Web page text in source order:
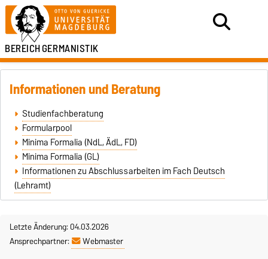
BEREICHGERMANISTIK
Informationen und Beratung
Studienfachberatung
Formularpool
Minima Formalia (NdL, ÄdL, FD)
Minima Formalia (GL)
Informationen zu Abschlussarbeiten im Fach Deutsch
(Lehramt)
Letzte Änderung: 04.03.2026
Ansprechpartner:
Webmaster